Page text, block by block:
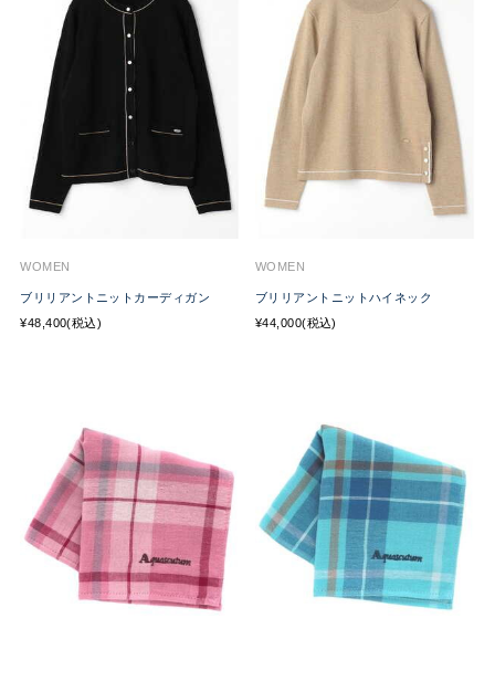
WOMEN
ブリリアントニットカーディガン
¥48,400(税込)
WOMEN
ブリリアントニットハイネック
¥44,000(税込)